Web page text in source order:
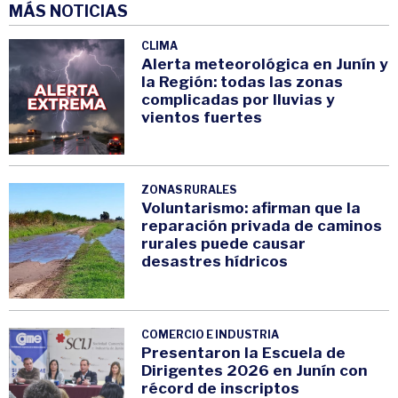
MÁS NOTICIAS
CLIMA
Alerta meteorológica en Junín y
la Región: todas las zonas
complicadas por lluvias y
vientos fuertes
ZONAS RURALES
Voluntarismo: afirman que la
reparación privada de caminos
rurales puede causar
desastres hídricos
COMERCIO E INDUSTRIA
Presentaron la Escuela de
Dirigentes 2026 en Junín con
récord de inscriptos